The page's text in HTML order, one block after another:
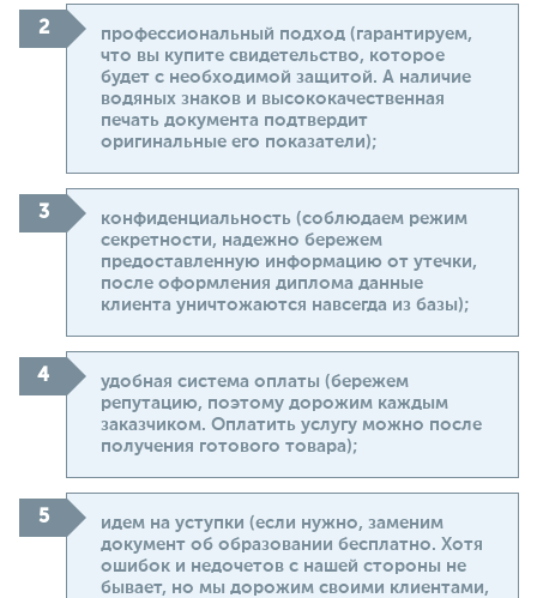
профессиональный подход (гарантируем,
что вы купите свидетельство, которое
будет с необходимой защитой. А наличие
водяных знаков и высококачественная
печать документа подтвердит
оригинальные его показатели);
конфиденциальность (соблюдаем режим
секретности, надежно бережем
предоставленную информацию от утечки,
после оформления диплома данные
клиента уничтожаются навсегда из базы);
удобная система оплаты (бережем
репутацию, поэтому дорожим каждым
заказчиком. Оплатить услугу можно после
получения готового товара);
идем на уступки (если нужно, заменим
документ об образовании бесплатно. Хотя
ошибок и недочетов с нашей стороны не
бывает, но мы дорожим своими клиентами,